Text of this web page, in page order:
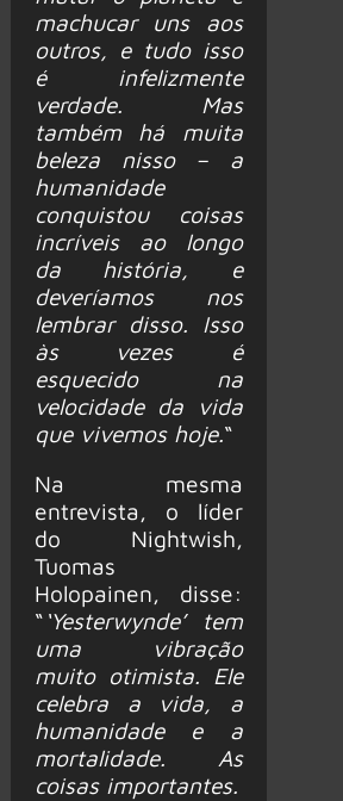
machucar uns aos
outros, e tudo isso
é infelizmente
verdade. Mas
também há muita
beleza nisso – a
humanidade
conquistou coisas
incríveis ao longo
da história, e
deveríamos nos
lembrar disso. Isso
às vezes é
esquecido na
velocidade da vida
que vivemos hoje.“
Na mesma
entrevista, o líder
do Nightwish,
Tuomas
Holopainen, disse:
“ ‘Yesterwynde’ tem
uma vibração
muito otimista. Ele
celebra a vida, a
humanidade e a
mortalidade. As
coisas importantes.